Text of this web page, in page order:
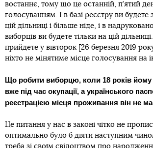
востаннє, тому що це останній, п’ятий
голосуванням. І в базі реєстру ви будете
цій дільниці і більше ніде, і в
виборців ви будете тільки на цій
прийдете у вівторок [26 березня 2019
ніхто не мінятиме місце голосування на
Що робити виборцю, коли 18 років
вже під час окупації, а українського
реєстрацією місця проживання він не
Це питання у нас в законі чітко не
оптимально було б діяти наступним
треба зі своїм свідоцтвом про